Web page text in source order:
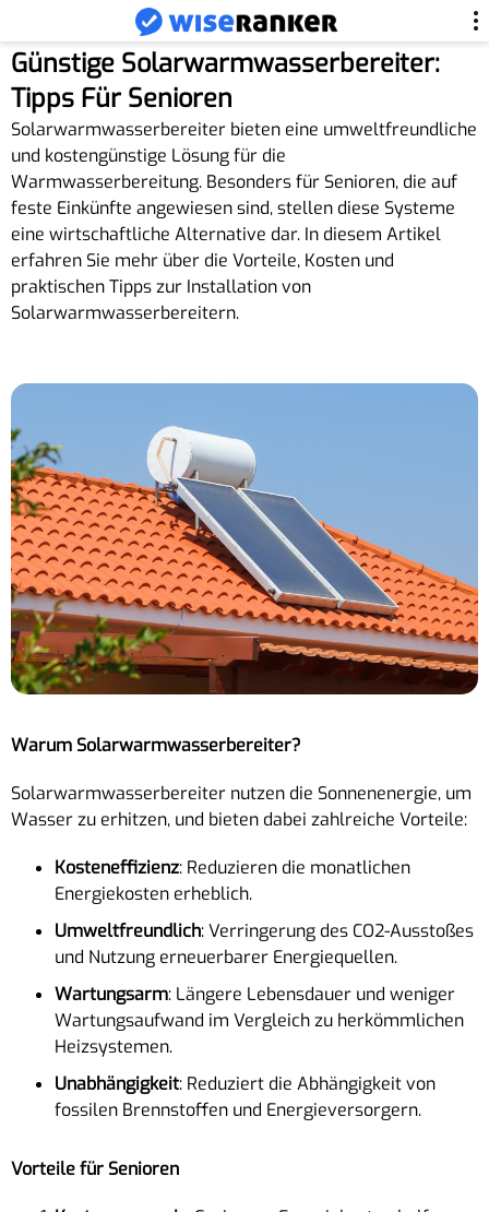
Günstige Solarwarmwasserbereiter:
Tipps Für Senioren
Solarwarmwasserbereiter bieten eine umweltfreundliche
und kostengünstige Lösung für die
Warmwasserbereitung. Besonders für Senioren, die auf
feste Einkünfte angewiesen sind, stellen diese Systeme
eine wirtschaftliche Alternative dar. In diesem Artikel
erfahren Sie mehr über die Vorteile, Kosten und
praktischen Tipps zur Installation von
Solarwarmwasserbereitern.
Warum Solarwarmwasserbereiter?
Solarwarmwasserbereiter nutzen die Sonnenenergie, um
Wasser zu erhitzen, und bieten dabei zahlreiche Vorteile:
Kosteneffizienz: Reduzieren die monatlichen
Energiekosten erheblich.
Umweltfreundlich: Verringerung des CO2-Ausstoßes
und Nutzung erneuerbarer Energiequellen.
Wartungsarm: Längere Lebensdauer und weniger
Wartungsaufwand im Vergleich zu herkömmlichen
Heizsystemen.
Unabhängigkeit: Reduziert die Abhängigkeit von
fossilen Brennstoffen und Energieversorgern.
Vorteile für Senioren